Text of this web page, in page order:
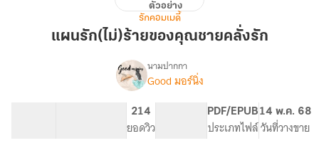
รัก(ไม่)ร้าย
ของ
คุณชาย
ตัวอย่าง
รักคอมเมดี้
แผนรัก(ไม่)ร้ายของคุณชายคลั่งรัก
เรื่องMy
นามปากกา
Good มอร์นิ่ง
214
ยอดวิว
PDF/EPUB
ประเภทไฟล์
14 พ.ค. 68
วันที่วางขาย